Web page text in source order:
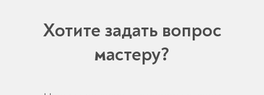
Хотите задать вопрос
мастеру?